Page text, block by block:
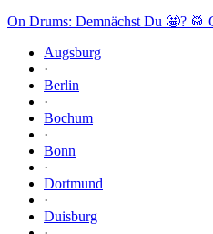
On Drums: Demnächst Du 🤩? 🥁
Augsburg
·
Berlin
·
Bochum
·
Bonn
·
Dortmund
·
Duisburg